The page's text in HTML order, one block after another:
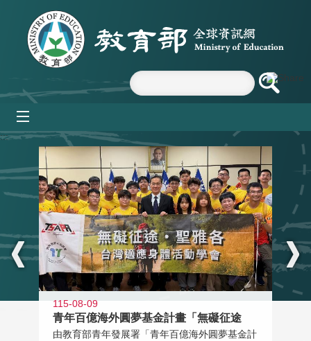
跳到主要內容區塊
:::
115-08-09
青年百億海外圓夢基金計畫「無礙征途
由教育部青年發展署「青年百億海外圓夢基金計